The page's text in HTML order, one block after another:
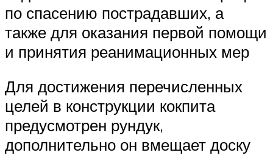
по спасению пострадавших, а
также для оказания первой помощи
и принятия реанимационных мер
Для достижения перечисленных
целей в конструкции кокпита
предусмотрен рундук,
дополнительно он вмещает доску